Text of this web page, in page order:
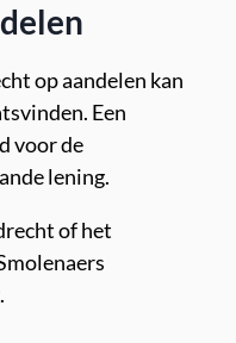
op aandelen kan
Een
voor de
lening.
of het